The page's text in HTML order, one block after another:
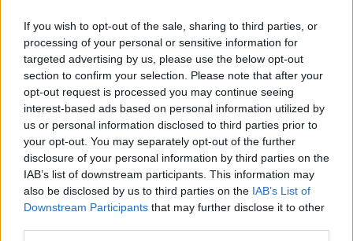
If you wish to opt-out of the sale, sharing to third parties, or
processing of your personal or sensitive information for
targeted advertising by us, please use the below opt-out
section to confirm your selection. Please note that after your
opt-out request is processed you may continue seeing
interest-based ads based on personal information utilized by
us or personal information disclosed to third parties prior to
your opt-out. You may separately opt-out of the further
disclosure of your personal information by third parties on the
IAB’s list of downstream participants. This information may
also be disclosed by us to third parties on the IAB’s List of
Downstream Participants that may further disclose it to other
az Indiai Nagydíj hétvégéjén sem volt ott, ahogyan a
jelenleg zajló motegi fordulóra sem utazott el, és mint
kiderült, hiányának az volt az oka, hogy munkáltatója
megvált tőle.
Kokubu rendkívül hosszú időt töltött a Hondánál, hiszen
már 1986-ban a márka alkalmazottja volt. Eleinte a
gyorsaságimotoros-világbajnokság 500 köbcentiméteres
kategóriája mellett más projekteken is dolgozott, majd
1996-tól 2001-ig az NSR500-as projektvezetőjeként